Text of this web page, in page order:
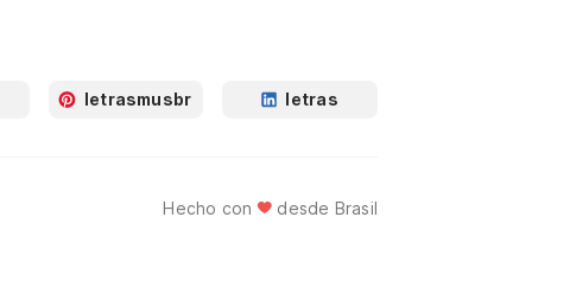
letrasmusbr letras
Hecho con desde Brasil